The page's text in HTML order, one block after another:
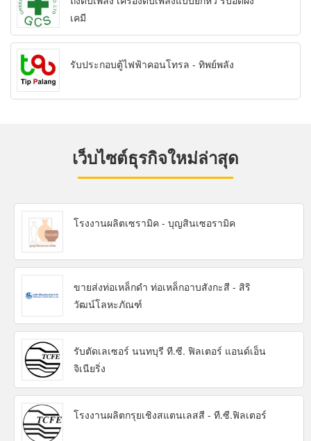
เคมี
รับประกอบตู้ไฟฟ้าคอนโทรล - ทิพย์พลัง
เว็บไซต์ธุรกิจใหม่ล่าสุด
โรงงานผลิตเซรามิค - บุญสินเซอรามิค
ขายส่งท่อเหล็กดำ ท่อเหล็กอาบสังกะสี - สิริ
วัฒน์โลหะภัณฑ์
รับตัดเลเซอร์ นนทบุรี ที.ซี. ฟิลเตอร์ แอนด์เอ็น
จิเนียริ่ง
โรงงานผลิตกรุยเชิงสแตนเลสสี - ที.ซี.ฟิลเตอร์